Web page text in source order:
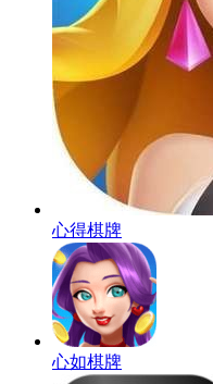
心得棋牌
心如棋牌